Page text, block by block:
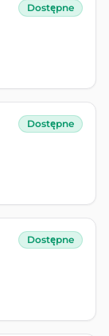
Dostępne
Dostępne
Dostępne